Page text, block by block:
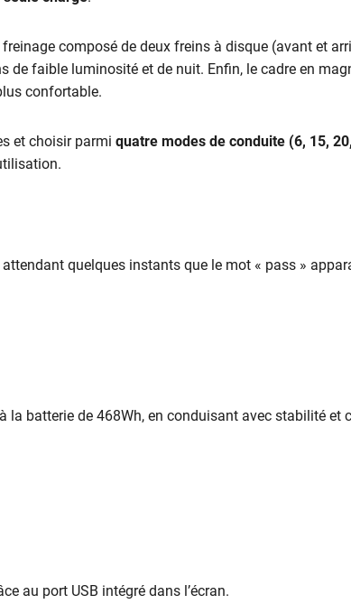
composé de deux freins à disque (avant et
faible luminosité et de nuit. Enfin, le cadre en
confortable.
et choisir parmi quatre modes de conduite (6, 15,
quelques instants que le mot « pass »
batterie de 468Wh, en conduisant avec stabilité et
au port USB intégré dans l’écran.